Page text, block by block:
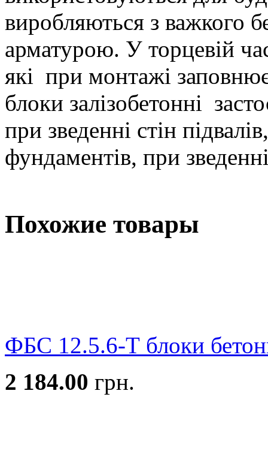
виробляються з важкого
арматурою. У торцевій
які при монтажі
блоки залізобетонні
при зведенні стін
фундаментів, при
Похожие товары
ФБС 12.5.6-Т блоки
2 184.00 грн.